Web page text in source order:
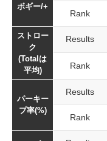
ボギー/+
Rank
ストロー
ク
(Totalは
平均)
Results
Rank
パーキー
プ率(%)
Results
Rank